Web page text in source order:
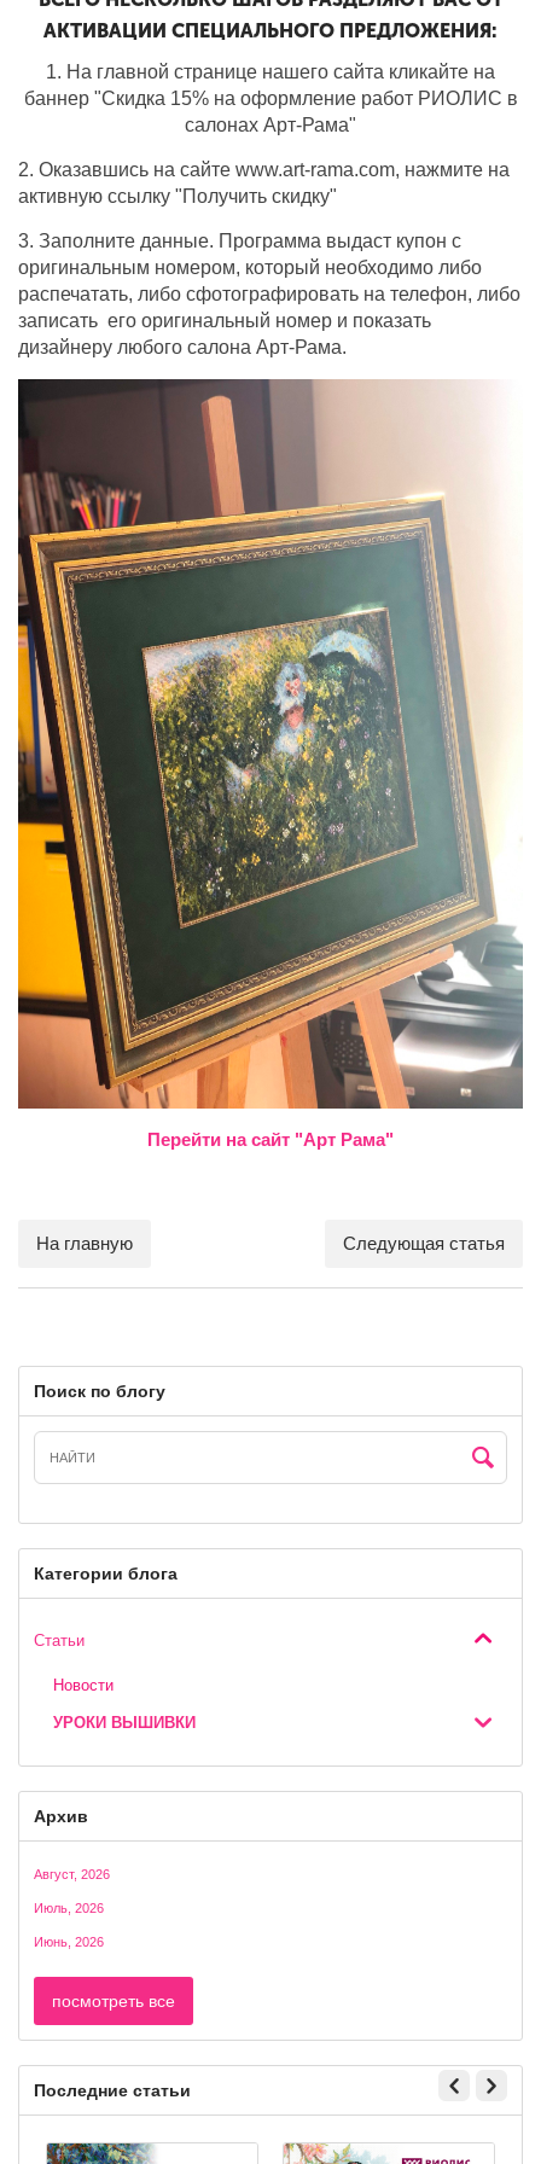
АКТИВАЦИИ СПЕЦИАЛЬНОГО ПРЕДЛОЖЕНИЯ:
1. На главной странице нашего сайта кликайте на
баннер "Скидка 15% на оформление работ РИОЛИС в
салонах Арт-Рама"
2. Оказавшись на сайте www.art-rama.com, нажмите на
активную ссылку "Получить скидку"
3. Заполните данные. Программа выдаст купон с
оригинальным номером, который необходимо либо
распечатать, либо сфотографировать на телефон, либо
записать его оригинальный номер и показать
дизайнеру любого салона Арт-Рама.
Перейти на сайт "Арт Рама"
На главную Следующая статья
Поиск по блогу
Категории блога
Статьи
Новости
УРОКИ ВЫШИВКИ
Архив
Август, 2026
Июль, 2026
Июнь, 2026
посмотреть все
Последние статьи